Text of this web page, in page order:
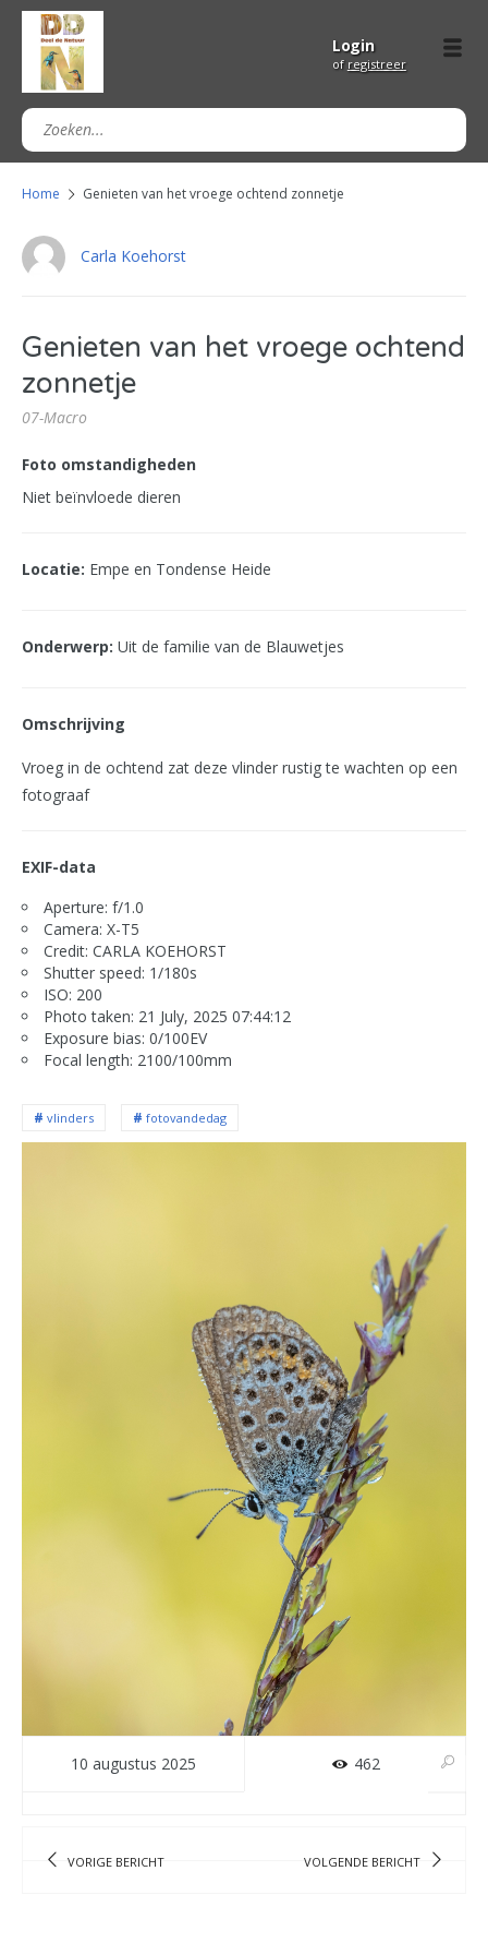
Login
of registreer
Home Genieten van het vroege ochtend zonnetje
Carla Koehorst
Genieten van het vroege ochtend
zonnetje
07-Macro
Foto omstandigheden
Niet beïnvloede dieren
Locatie: Empe en Tondense Heide
Onderwerp: Uit de familie van de Blauwetjes
Omschrijving
Vroeg in de ochtend zat deze vlinder rustig te wachten op een
fotograaf
EXIF-data
Aperture: f/1.0
Camera: X-T5
Credit: CARLA KOEHORST
Shutter speed: 1/180s
ISO: 200
Photo taken: 21 July, 2025 07:44:12
Exposure bias: 0/100EV
Focal length: 2100/100mm
vlinders fotovandedag
10 augustus 2025 462
VORIGE BERICHT VOLGENDE BERICHT